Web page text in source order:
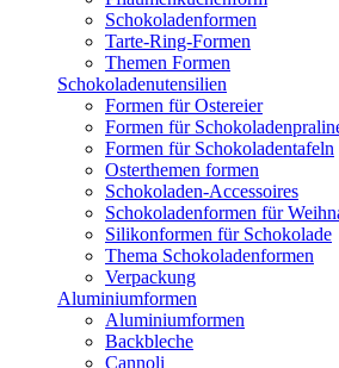
Schokoladenformen
Tarte-Ring-Formen
Themen Formen
Schokoladenutensilien
Formen für Ostereier
Formen für
Formen für Schokoladentafeln
Osterthemen formen
Schokoladen-Accessoires
Schokoladenformen für
Silikonformen für Schokolade
Thema Schokoladenformen
Verpackung
Aluminiumformen
Aluminiumformen
Backbleche
Cannoli